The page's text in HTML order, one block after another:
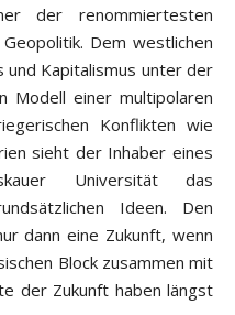
der renommiertesten
Dem westlichen
und Kapitalismus unter der
Modell einer multipolaren
Konflikten wie
sieht der Inhaber eines
Universität das
Ideen. Den
dann eine Zukunft, wenn
Block zusammen mit
der Zukunft haben längst